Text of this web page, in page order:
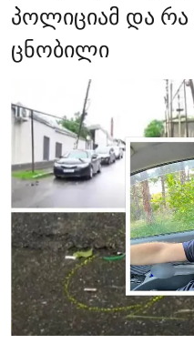
პოლიციამ და
ცნობილი